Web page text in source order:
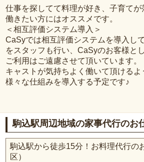
仕事を探してて料理が好き、子育てが
働きたい方にはオススメです。
＜相互評価システム導入＞
CaSyでは相互評価システムを導入し
をスタッフも行い、CaSyのお客様と
ご利用はご遠慮させて頂いています。
キャストが気持ちよく働いて頂けるよ
様々な仕組みを導入する予定です♪
駒込駅周辺地域の家事代行のお
駒込駅から徒歩15分！お料理代行の
区）